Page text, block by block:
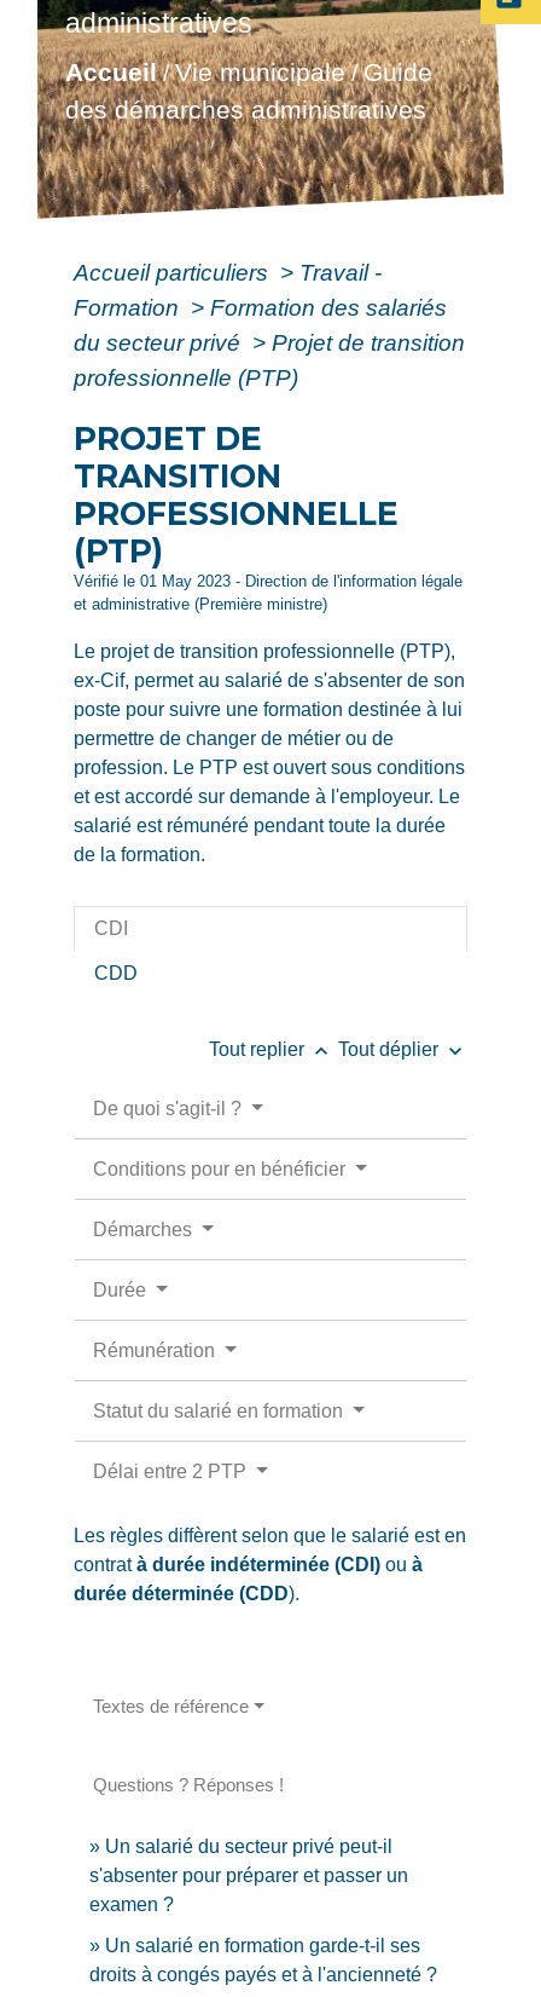
administratives
Accueil/Vie municipale/Guide
des démarches administratives
Accueil particuliers > Travail -
Formation > Formation des salariés
du secteur privé > Projet de transition
professionnelle (PTP)
PROJET DE
TRANSITION
PROFESSIONNELLE
(PTP)
Vérifié le 01 May 2023 - Direction de l'information légale
et administrative (Première ministre)
Le projet de transition professionnelle (PTP),
ex-Cif, permet au salarié de s'absenter de son
poste pour suivre une formation destinée à lui
permettre de changer de métier ou de
profession. Le PTP est ouvert sous conditions
et est accordé sur demande à l'employeur. Le
salarié est rémunéré pendant toute la durée
de la formation.
CDI
CDD
Tout replier keyboard_arrow_up Tout déplier keyboard_arrow_down
De quoi s'agit-il ?
Conditions pour en bénéficier
Démarches
Durée
Rémunération
Statut du salarié en formation
Délai entre 2 PTP
Les règles diffèrent selon que le salarié est en
contratà durée indéterminée (CDI) ouà
durée déterminée (CDD).
Textes de référence
Questions ? Réponses !
Un salarié du secteur privé peut-il
s'absenter pour préparer et passer un
examen ?
Un salarié en formation garde-t-il ses
droits à congés payés et à l'ancienneté ?